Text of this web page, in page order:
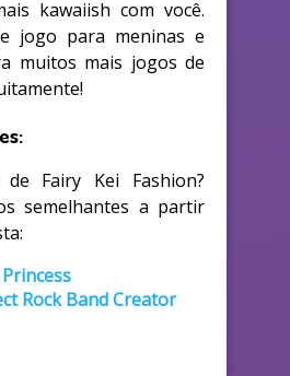
kawaiish com você.
jogo para meninas e
muitos mais jogos de
Fairy Kei Fashion?
semelhantes a partir
Rock Band Creator